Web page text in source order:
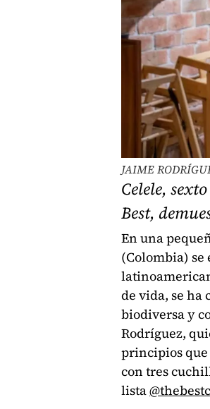
JAIME
Celele,
Best,
En una
(Colombia) se
de vida, se ha
biodiversa y
Rodríguez,
principios
con tres
lista